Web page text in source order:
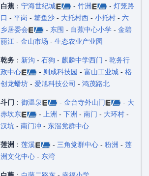
白蕉 ： 宁海世纪城 - 竹洲 - 灯笼路
口 - 平岗 - 鳘鱼沙 - 大托村西 - 小托村 - 六
乡居委会
- 东围 - 白蕉中心小学 - 金碧
丽江 - 金山市场 - 生态农业产业园
乾务 ： 新沟 - 石狗 - 麒麟中学西门 - 乾务行
政中心
- 则成科技园 - 富山工业城 - 格
创龙蟠坊 - 爱旭科技公司 - 鸿茂路北
斗门 ： 御温泉 - 金台寺外山门 - 大
赤坎东
- 上洲 - 下洲 - 南门 - 大环村 -
汉坑 - 南门冲 - 东滘党群中心
莲洲 ： 莲溪 - 三角党群中心 - 粉洲 - 莲
洲文化中心 - 东湾